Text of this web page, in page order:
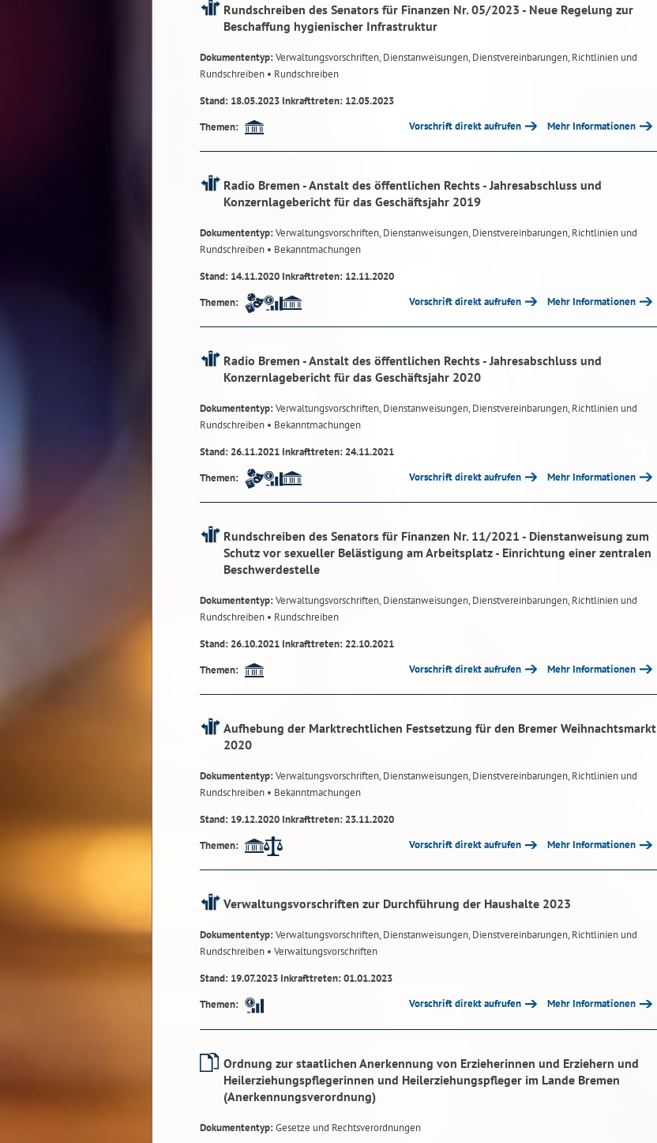
Rundschreiben des Senators für Finanzen Nr. 05/2023 - Neue Regelung zur
Beschaffung hygienischer Infrastruktur
Dokumententyp:Verwaltungsvorschriften, Dienstanweisungen, Dienstvereinbarungen, Richtlinien und
Rundschreiben • Rundschreiben
Stand: 18.05.2023 Inkrafttreten: 12.05.2023
Themen:
Vorschrift direkt aufrufen Mehr Informationen
Radio Bremen - Anstalt des öffentlichen Rechts - Jahresabschluss und
Konzernlagebericht für das Geschäftsjahr 2019
Dokumententyp:Verwaltungsvorschriften, Dienstanweisungen, Dienstvereinbarungen, Richtlinien und
Rundschreiben • Bekanntmachungen
Stand: 14.11.2020 Inkrafttreten: 12.11.2020
Themen:
Vorschrift direkt aufrufen Mehr Informationen
Radio Bremen - Anstalt des öffentlichen Rechts - Jahresabschluss und
Konzernlagebericht für das Geschäftsjahr 2020
Dokumententyp:Verwaltungsvorschriften, Dienstanweisungen, Dienstvereinbarungen, Richtlinien und
Rundschreiben • Bekanntmachungen
Stand: 26.11.2021 Inkrafttreten: 24.11.2021
Themen:
Vorschrift direkt aufrufen Mehr Informationen
Rundschreiben des Senators für Finanzen Nr. 11/2021 - Dienstanweisung zum
Schutz vor sexueller Belästigung am Arbeitsplatz - Einrichtung einer zentralen
Beschwerdestelle
Dokumententyp:Verwaltungsvorschriften, Dienstanweisungen, Dienstvereinbarungen, Richtlinien und
Rundschreiben • Rundschreiben
Stand: 26.10.2021 Inkrafttreten: 22.10.2021
Themen:
Vorschrift direkt aufrufen Mehr Informationen
Aufhebung der Marktrechtlichen Festsetzung für den Bremer Weihnachtsmarkt
2020
Dokumententyp:Verwaltungsvorschriften, Dienstanweisungen, Dienstvereinbarungen, Richtlinien und
Rundschreiben • Bekanntmachungen
Stand: 19.12.2020 Inkrafttreten: 23.11.2020
Themen:
Vorschrift direkt aufrufen Mehr Informationen
Verwaltungsvorschriften zur Durchführung der Haushalte 2023
Dokumententyp:Verwaltungsvorschriften, Dienstanweisungen, Dienstvereinbarungen, Richtlinien und
Rundschreiben • Verwaltungsvorschriften
Stand: 19.07.2023 Inkrafttreten: 01.01.2023
Themen:
Vorschrift direkt aufrufen Mehr Informationen
Ordnung zur staatlichen Anerkennung von Erzieherinnen und Erziehern und
Heilerziehungspflegerinnen und Heilerziehungspfleger im Lande Bremen
(Anerkennungsverordnung)
Dokumententyp:Gesetze und Rechtsverordnungen